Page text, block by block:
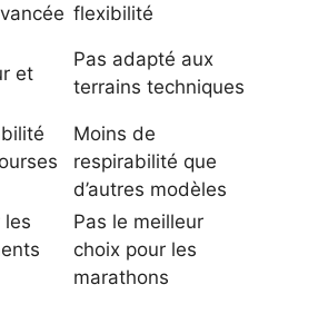
flexibilité
et
Pas adapté aux
terrains techniques
Moins de
respirabilité que
d’autres modèles
les
Pas le meilleur
choix pour les
marathons